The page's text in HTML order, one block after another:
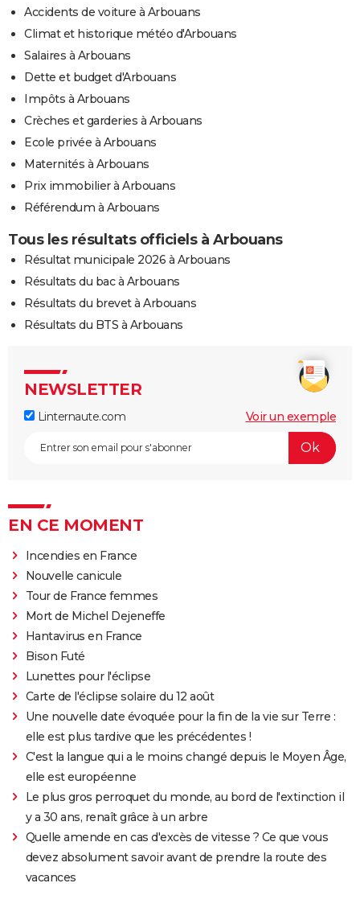
Accidents de voiture à Arbouans
Climat et historique météo d'Arbouans
Salaires à Arbouans
Dette et budget d'Arbouans
Impôts à Arbouans
Crèches et garderies à Arbouans
Ecole privée à Arbouans
Maternités à Arbouans
Prix immobilier à Arbouans
Référendum à Arbouans
Tous les résultats officiels à Arbouans
Résultat municipale 2026 à Arbouans
Résultats du bac à Arbouans
Résultats du brevet à Arbouans
Résultats du BTS à Arbouans
NEWSLETTER
Linternaute.com Voir un exemple
EN CE MOMENT
Incendies en France
Nouvelle canicule
Tour de France femmes
Mort de Michel Dejeneffe
Hantavirus en France
Bison Futé
Lunettes pour l'éclipse
Carte de l'éclipse solaire du 12 août
Une nouvelle date évoquée pour la fin de la vie sur Terre :
elle est plus tardive que les précédentes !
C'est la langue qui a le moins changé depuis le Moyen Âge,
elle est européenne
Le plus gros perroquet du monde, au bord de l'extinction il
y a 30 ans, renaît grâce à un arbre
Quelle amende en cas d'excès de vitesse ? Ce que vous
devez absolument savoir avant de prendre la route des
vacances